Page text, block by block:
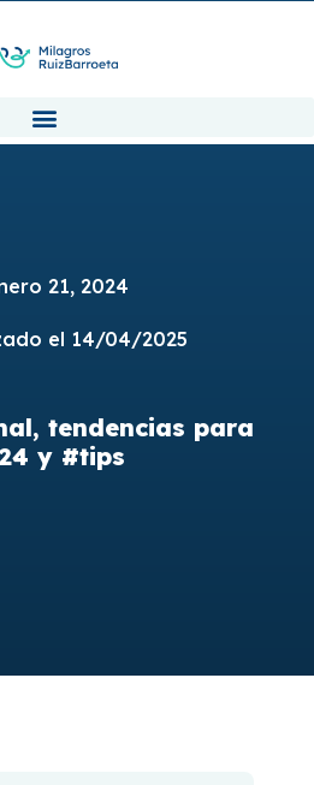
21, 2024
el 14/04/2025
tendencias para
y #tips